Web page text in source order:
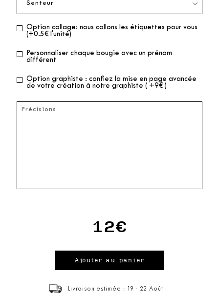
Option collage: nous collons les étiquettes pour vous
(+0.5€ l'unité)
Personnaliser chaque bougie avec un prénom
différent
Option graphiste : confiez la mise en page avancée
de votre création à notre graphiste ( +9€ )
12€
Livraison estimée : 19 - 22 Août